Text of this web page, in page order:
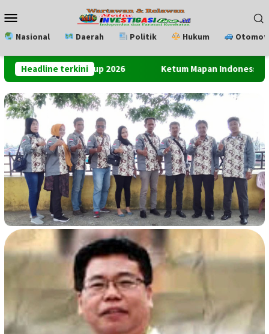
ke
kontenMobile
Nasional Daerah Politik Hukum
Headline terkini
Cup 2026 Ketum Mapan Indonessia Apresiasi